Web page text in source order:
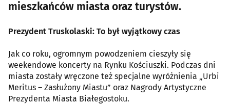
mieszkańców miasta oraz turystów.
Prezydent Truskolaski: To był wyjątkowy czas
Jak co roku, ogromnym powodzeniem cieszyły się
weekendowe koncerty na Rynku Kościuszki. Podczas dni
miasta zostały wręczone też specjalne wyróżnienia „Urbi
Meritus – Zasłużony Miastu” oraz Nagrody Artystyczne
Prezydenta Miasta Białegostoku.